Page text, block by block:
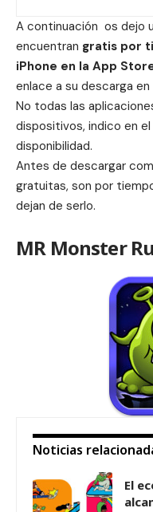
A continuación os dejo
encuentran gratis por
iPhone en la App
enlace a su descarga
No todas las
dispositivos, indico en
disponibilidad.
Antes de descargar
gratuitas, son por
dejan de serlo.
MR Monster
Noticias
El